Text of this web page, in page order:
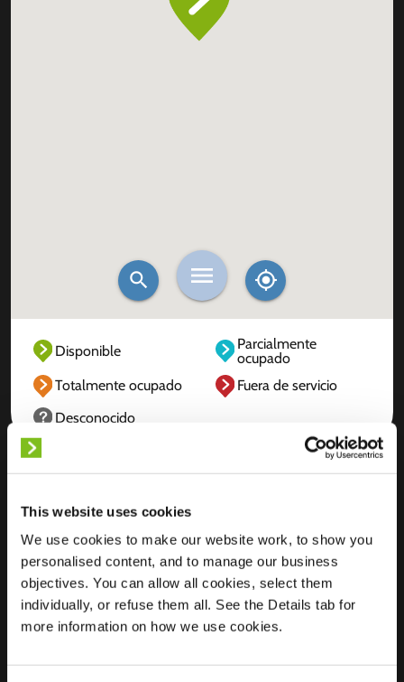
This website uses cookies
We use cookies to make our website work, to show you
personalised content, and to manage our business
objectives. You can allow all cookies, select them
individually, or refuse them all. See the Details tab for
more information on how we use cookies.
Disponible
Parcialmente
ocupado
Totalmente ocupado
Fuera de servicio
Desconocido
Ubicación
Klaverweide 2
3871 PD
Hoevelaken
Países Bajos